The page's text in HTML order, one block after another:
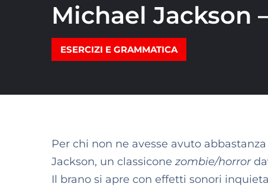
Michael Jackson
ESERCIZI E GRAMMATICA
Per chi non ne avesse avuto
Jackson, un classicone zombie/horror
Il brano si apre con effetti sonori